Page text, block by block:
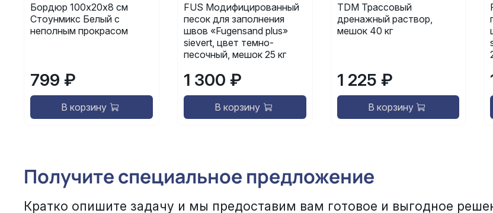
Бордюр 100х20х8 см
Стоунмикс Белый с
неполным прокрасом
799 ₽
В корзину
FUS Модифицированный
песок для заполнения
швов «Fugensand plus»
sievert, цвет темно-
песочный, мешок 25 кг
1 300 ₽
В корзину
TDM Трассовый
дренажный раствор,
мешок 40 кг
1 225 ₽
В корзину
Получите специальное предложение
Кратко опишите задачу и мы предоставим вам готовое и выгодное